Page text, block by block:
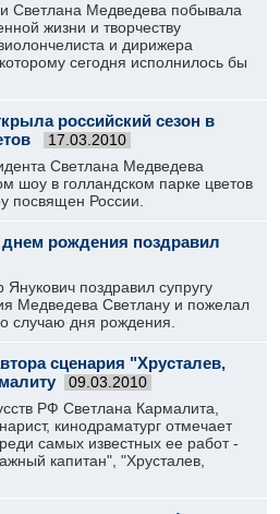
Светлана Медведева побывала
жизни и творчеству
и дирижера
сегодня исполнилось бы
российский сезон в
17.03.2010
Светлана Медведева
шоу в голландском парке цветов
посвящен России.
рождения поздравил
поздравил супругу
Медведева Светлану и пожелал
случаю дня рождения.
сценария "Хрусталев,
09.03.2010
РФ Светлана Кармалита,
кинодраматург отмечает
самых известных ее работ -
капитан", "Хрусталев,